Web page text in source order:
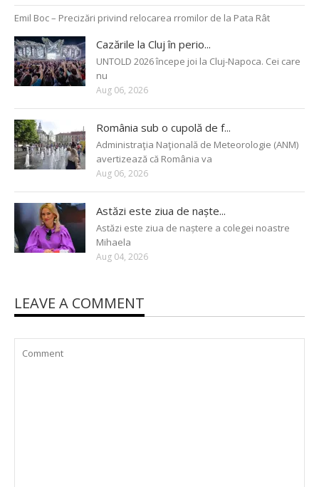
Emil Boc – Precizări privind relocarea rromilor de la Pata Rât
Cazările la Cluj în perio...
UNTOLD 2026 începe joi la Cluj-Napoca. Cei care
nu
Aug 06, 2026
România sub o cupolă de f...
Administraţia Naţională de Meteorologie (ANM)
avertizează că România va
Aug 06, 2026
Astăzi este ziua de naște...
Astăzi este ziua de naștere a colegei noastre
Mihaela
Aug 04, 2026
LEAVE A COMMENT